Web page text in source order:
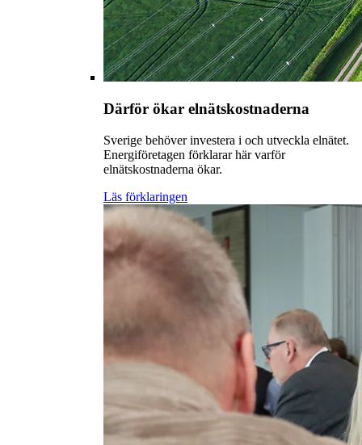
Därför ökar elnätskostnaderna
Sverige behöver investera i och utveckla elnätet.
Energiföretagen förklarar här varför
elnätskostnaderna ökar.
Läs förklaringen